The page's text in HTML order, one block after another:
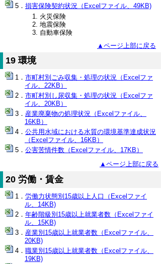
損害保険契約状況（Excelファイル、49KB)
火災保険
地震保険
自動車保険
▲ページ上部に戻る
19 環境
市町村別ごみ収集・処理の状況（Excelファ
イル、22KB）
市町村別し尿収集・処理の状況（Excelファ
イル、20KB）
産業廃棄物の処理状況（Excelファイル、
16KB）
公共用水域における水質の環境基準達成状況
（Excelファイル、16KB）
公害苦情件数（Excelファイル、17KB）
▲ページ上部に戻る
20 労働・賃金
労働力状態別15歳以上人口（Excelファイ
ル、14KB)
年齢階級別15歳以上就業者数（Excelファイ
ル、15KB)
産業別15歳以上就業者数（Excelファイル、
20KB)
職業別15歳以上就業者数（Excelファイル、
19KB)